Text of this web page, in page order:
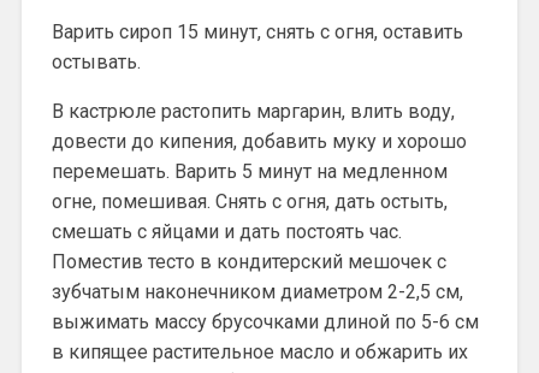
Варить сироп 15 минут, снять с огня, оставить
остывать.
В кастрюле растопить маргарин, влить воду,
довести до кипения, добавить муку и хорошо
перемешать. Варить 5 минут на медленном
огне, помешивая. Снять с огня, дать остыть,
смешать с яйцами и дать постоять час.
Поместив тесто в кондитерский мешочек с
зубчатым наконечником диаметром 2-2,5 см,
выжимать массу брусочками длиной по 5-6 см
в кипящее растительное масло и обжарить их